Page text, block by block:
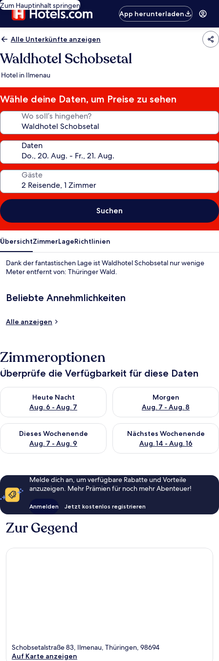
Zum Hauptinhalt springen
App herunterladen
Alle Unterkünfte anzeigen
Waldhotel Schobsetal
Hotel in Ilmenau
Wähle deine Daten, um Preise zu sehen
Wo soll’s hingehen?
Daten
Gäste
Suchen
ÜbersichtZimmerLageRichtlinien
Dank der fantastischen Lage ist Waldhotel Schobsetal nur wenige
Meter entfernt von: Thüringer Wald.
Beliebte Annehmlichkeiten
Alle anzeigen
Zimmeroptionen
Überprüfe die Verfügbarkeit für diese Daten
Heute Nacht
Aug. 6 - Aug. 7
Überprüfe die Verfügbarkeit für heute Nacht, Aug. 6 - Aug. 7.
Morgen
Aug. 7 - Aug. 8
Überprüfe die Verfügbarkeit
Dieses Wochenende
Aug. 7 - Aug. 9
Überprüfe die Verfügbarkeit für dieses Wochenende, Aug. 7
Nächstes Wochenende
Aug. 14 - Aug. 16
Überprüfe die Verfügbarkeit
Melde dich an, um verfügbare Rabatte und Vorteile
anzuzeigen. Mehr Prämien für noch mehr Abenteuer!
Anmelden Jetzt kostenlos registrieren
Zur Gegend
Schobsetalstraße 83, Ilmenau, Thüringen, 98694
Auf Karte anzeigen